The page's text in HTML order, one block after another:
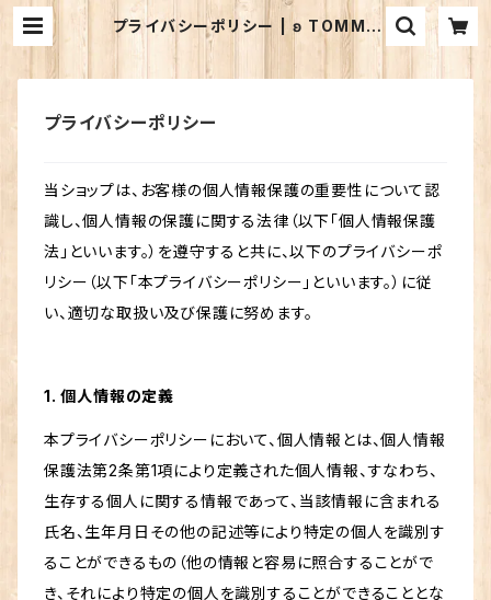
プライバシーポリシー | ʚ TOMMY
HOUSE ɞ
プライバシーポリシー
当ショップは、お客様の個人情報保護の重要性について認
識し、個人情報の保護に関する法律（以下「個人情報保護
法」といいます。）を遵守すると共に、以下のプライバシーポ
リシー（以下「本プライバシーポリシー」といいます。）に従
い、適切な取扱い及び保護に努めます。
1. 個人情報の定義
本プライバシーポリシーにおいて、個人情報とは、個人情報
保護法第2条第1項により定義された個人情報、すなわち、
生存する個人に関する情報であって、当該情報に含まれる
氏名、生年月日その他の記述等により特定の個人を識別す
ることができるもの（他の情報と容易に照合することがで
き、それにより特定の個人を識別することができることとな